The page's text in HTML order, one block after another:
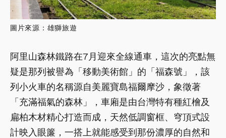
圖片來源：雄獅旅遊
阿里山森林鐵路在7月迎來全線通車，這次的亮點無
疑是那列被譽為「移動美術館」的「福森號」，該
列小火車的名稱源自美麗寶島福爾摩沙，象徵著
「充滿福氣的森林」，車廂是由台灣特有種紅檜及
扁柏木材精心打造而成，天然低調窗框、穹頂式設
計映入眼簾，一搭上就能感受到那份濃厚的自然和